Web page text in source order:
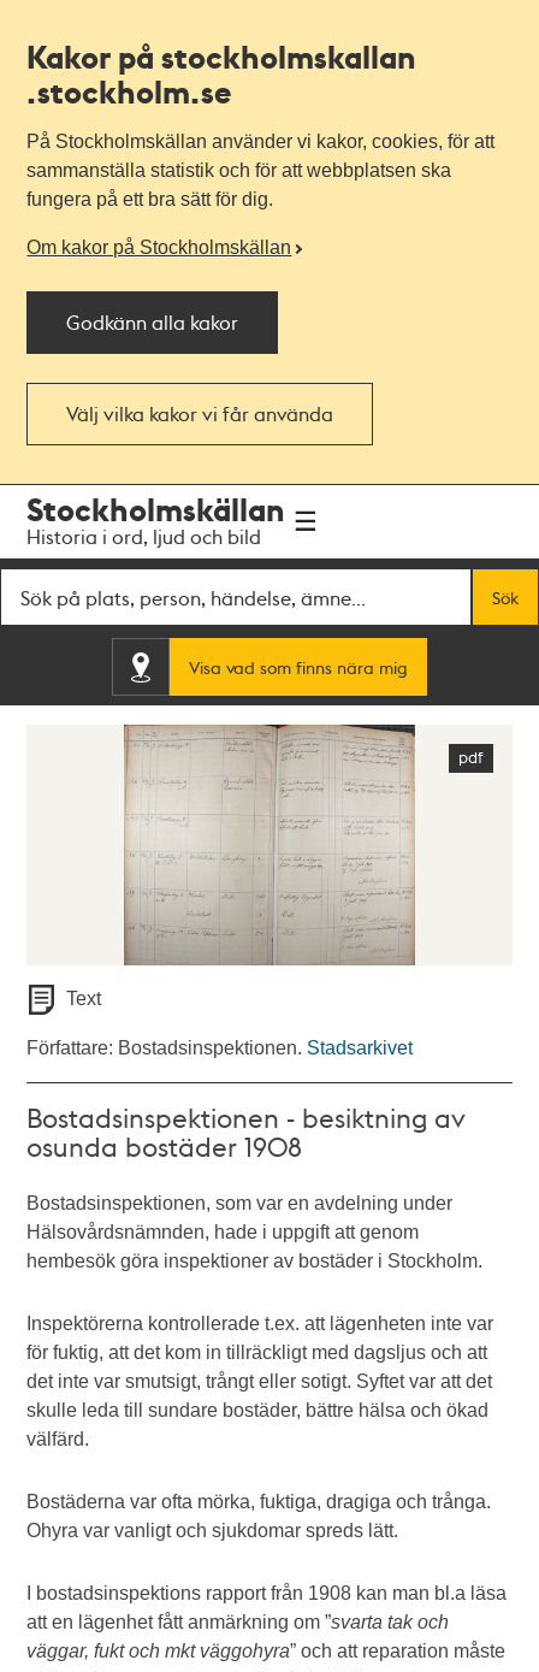
Kakor på stockholmskallan
.stockholm.se
På Stockholmskällan använder vi kakor, cookies, för att
sammanställa statistik och för att webbplatsen ska
fungera på ett bra sätt för dig.
Om kakor på Stockholmskällan
Godkänn alla kakor
Välj vilka kakor vi får använda
navigationen
huvudinnehållet
Stockholmskällan
Historia i ord, ljud och bild
Sök
Visa vad som finns nära mig
Text
Författare: Bostadsinspektionen. Stadsarkivet
Bostadsinspektionen - besiktning av
osunda bostäder 1908
Bostadsinspektionen, som var en avdelning under
Hälsovårdsnämnden, hade i uppgift att genom
hembesök göra inspektioner av bostäder i Stockholm.
Inspektörerna kontrollerade t.ex. att lägenheten inte var
för fuktig, att det kom in tillräckligt med dagsljus och att
det inte var smutsigt, trångt eller sotigt. Syftet var att det
skulle leda till sundare bostäder, bättre hälsa och ökad
välfärd.
Bostäderna var ofta mörka, fuktiga, dragiga och trånga.
Ohyra var vanligt och sjukdomar spreds lätt.
I bostadsinspektions rapport från 1908 kan man bl.a läsa
att en lägenhet fått anmärkning om ”svarta tak och
väggar, fukt och mkt väggohyra” och att reparation måste